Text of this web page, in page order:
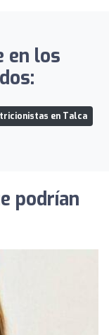
en los
en Talca
podrían